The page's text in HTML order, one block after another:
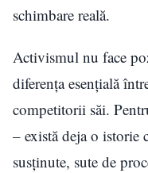
schimbare reală.
Activismul nu face
diferența esențială
competitorii săi.
– există deja o istorie
susținute, sute de